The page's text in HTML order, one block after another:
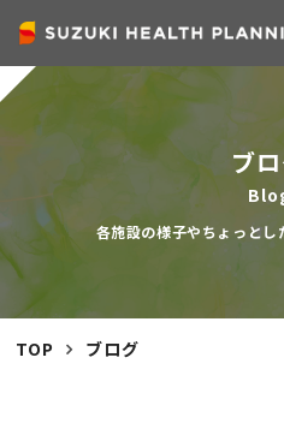
COMPANY
ブ
各施設の様子やちょっとし
TOP ブログ